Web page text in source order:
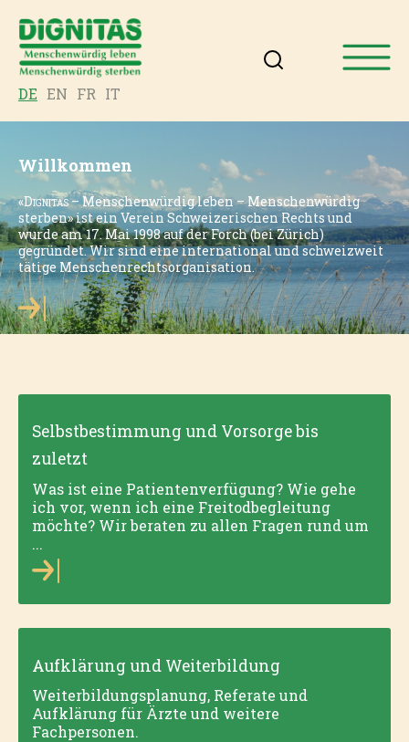
DE EN FR IT
Willkommen
«Dignitas– Menschenwürdig leben – Menschenwürdig
sterben» ist ein Verein Schweizerischen Rechts und
wurde am 17. Mai 1998 auf der Forch (bei Zürich)
gegründet. Wir sind eine international und schweizweit
tätige Menschenrechtsorganisation.
Selbstbestimmung und Vorsorge bis
zuletzt
Was ist eine Patientenverfügung? Wie gehe
ich vor, wenn ich eine Freitodbegleitung
möchte? Wir beraten zu allen Fragen rund um
...
Aufklärung und Weiterbildung
Weiterbild­ungsplanung, Referate und
Aufklärung für Ärzte und weitere
Fachpersonen.